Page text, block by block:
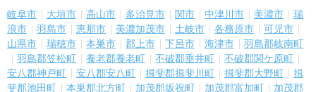
岐阜市 大垣市 高山市 多治見市 関市 中津川市 美濃市
瑞
浪市
羽島市 恵那市 美濃加茂市 土岐市 各務原市
可児市
山県市
瑞穂市 本巣市 郡上市 下呂市 海津市
羽島郡岐南町
羽島郡笠松町
養老郡養老町 不破郡垂井町
不破郡関ケ原町
安八郡神戸町
安八郡安八町 揖斐郡揖斐川町 揖斐郡大野町
揖
斐郡池田町
本巣郡北方町 加茂郡坂祝町 加茂郡富加町
加茂郡